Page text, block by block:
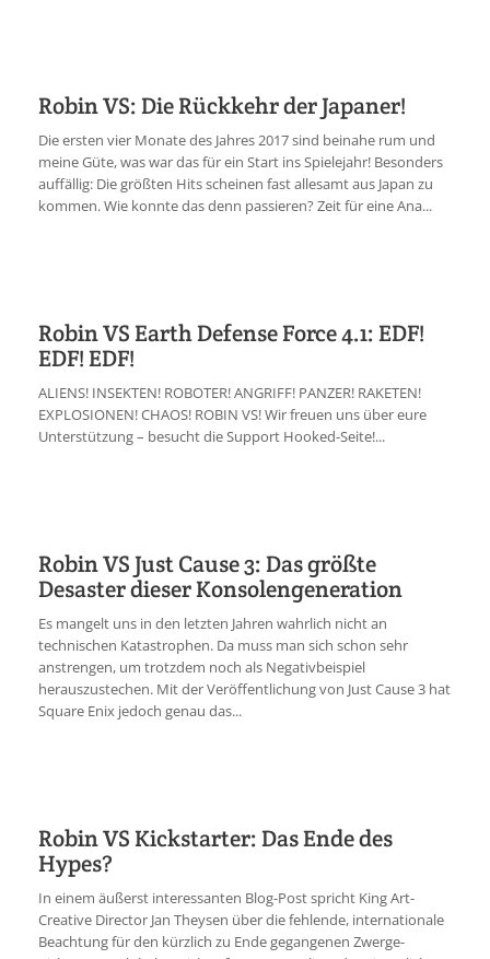
Robin VS: Die Rückkehr der Japaner!
Die ersten vier Monate des Jahres 2017 sind beinahe rum und
meine Güte, was war das für ein Start ins Spielejahr! Besonders
auffällig: Die größten Hits scheinen fast allesamt aus Japan zu
kommen. Wie konnte das denn passieren? Zeit für eine Ana...
Robin VS Earth Defense Force 4.1: EDF!
EDF! EDF!
ALIENS! INSEKTEN! ROBOTER! ANGRIFF! PANZER! RAKETEN!
EXPLOSIONEN! CHAOS! ROBIN VS! Wir freuen uns über eure
Unterstützung – besucht die Support Hooked-Seite!...
Robin VS Just Cause 3: Das größte
Desaster dieser Konsolengeneration
Es mangelt uns in den letzten Jahren wahrlich nicht an
technischen Katastrophen. Da muss man sich schon sehr
anstrengen, um trotzdem noch als Negativbeispiel
herauszustechen. Mit der Veröffentlichung von Just Cause 3 hat
Square Enix jedoch genau das...
Robin VS Kickstarter: Das Ende des
Hypes?
In einem äußerst interessanten Blog-Post spricht King Art-
Creative Director Jan Theysen über die fehlende, internationale
Beachtung für den kürzlich zu Ende gegangenen Zwerge-